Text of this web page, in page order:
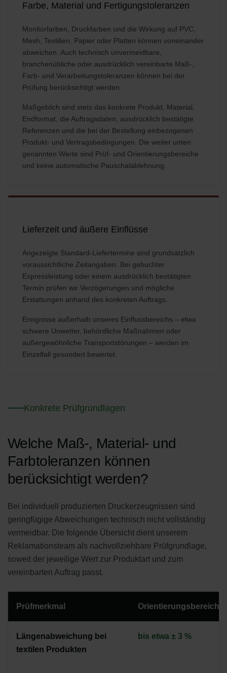
Farbe, Material und Fertigungstoleranzen
Monitorfarben, Druckfarben und die Wirkung auf PVC,
Mesh, Textilien, Papier oder Platten können voneinander
abweichen. Auch technisch unvermeidbare,
branchenübliche oder ausdrücklich vereinbarte Maß-,
Farb- und Verarbeitungstoleranzen können bei der
Prüfung berücksichtigt werden.
Maßgeblich sind stets das konkrete Produkt, Material,
Endformat, die Auftragsdaten, ausdrücklich bestätigte
Referenzen und die bei der Bestellung einbezogenen
Produkt- und Vertragsbedingungen. Die weiter unten
genannten Werte sind Prüf- und Orientierungsbereiche
und keine automatische Pauschalablehnung.
Lieferzeit und äußere Einflüsse
Angezeigte Standard-Liefertermine sind grundsätzlich
voraussichtliche Zeitangaben. Bei gebuchter
Expressleistung oder einem ausdrücklich bestätigten
Termin prüfen wir Verzögerungen und mögliche
Erstattungen anhand des konkreten Auftrags.
Ereignisse außerhalb unseres Einflussbereichs – etwa
schwere Unwetter, behördliche Maßnahmen oder
außergewöhnliche Transportstörungen – werden im
Einzelfall gesondert bewertet.
Konkrete Prüfgrundlagen
Welche Maß-, Material- und
Farbtoleranzen können
berücksichtigt werden?
Bei individuell produzierten Druckerzeugnissen sind
geringfügige Abweichungen technisch nicht vollständig
vermeidbar. Die folgende Übersicht dient unserem
Reklamationsteam als nachvollziehbare Prüfgrundlage,
soweit der jeweilige Wert zur Produktart und zum
vereinbarten Auftrag passt.
Prüfmerkmal Orientierungsbereich
Längenabweichung bei
textilen Produkten
bis etwa ± 3 %